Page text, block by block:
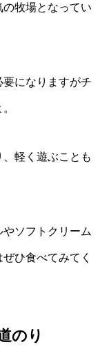
牧場となってい
になりますがチ
軽く遊ぶことも
ソフトクリーム
ひ食べてみてく
のり